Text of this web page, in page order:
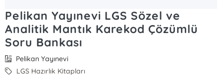
Pelikan Yayınevi LGS Sözel ve
Analitik Mantık Karekod Çözümlü
Soru Bankası
Pelikan Yayınevi
LGS Hazırlık Kitapları